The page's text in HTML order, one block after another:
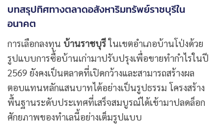
บทสรุปทิศทางตลาดอสังหาริมทรัพย์ราชบุรีใน
อนาคต
การเลือกลงทุน บ้านราชบุรีในเขตอำเภอบ้านโป่งด้วย
รูปแบบการซื้อบ้านเก่ามาปรับปรุงเพื่อขายทำกำไรในปี
2569 ยังคงเป็นตลาดที่เปิดกว้างและสามารถสร้างผล
ตอบแทนหลักแสนบาทได้อย่างเป็นรูปธรรม โครงสร้าง
พื้นฐานระดับประเทศที่เสร็จสมบูรณ์ได้เข้ามาปลดล็อก
ศักยภาพของทำเลนี้อย่างเต็มรูปแบบ